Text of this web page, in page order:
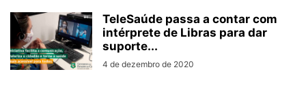
TeleSaúde passa a contar com
intérprete de Libras para dar
suporte...
4 de dezembro de 2020